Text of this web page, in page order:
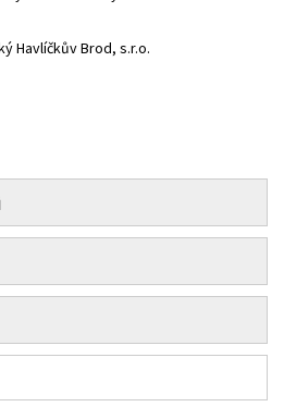
Havlíčkův Brod, s.r.o.